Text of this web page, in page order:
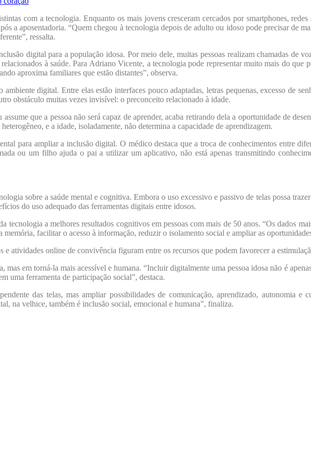
com a tecnologia. Enquanto os mais jovens cresceram cercados por smartphones,
a aposentadoria. “Quem chegou à tecnologia depois de adulto ou idoso pode precisar de
ressalta.
digital para a população idosa. Por meio dele, muitas pessoas realizam chamadas de
à saúde. Para Adriano Vicente, a tecnologia pode representar muito mais do que
aproxima familiares que estão distantes”, observa.
digital. Entre elas estão interfaces pouco adaptadas, letras pequenas, excesso de
obstáculo muitas vezes invisível: o preconceito relacionado à idade.
que a pessoa não será capaz de aprender, acaba retirando dela a oportunidade de
e a idade, isoladamente, não determina a capacidade de aprendizagem.
para ampliar a inclusão digital. O médico destaca que a troca de conhecimentos entre
ou um filho ajuda o pai a utilizar um aplicativo, não está apenas transmitindo
sobre a saúde mental e cognitiva. Embora o uso excessivo e passivo de telas possa
do uso adequado das ferramentas digitais entre idosos.
tecnologia a melhores resultados cognitivos em pessoas com mais de 50 anos. “Os dados
facilitar o acesso à informação, reduzir o isolamento social e ampliar as
atividades online de convivência figuram entre os recursos que podem favorecer a
em torná-la mais acessível e humana. “Incluir digitalmente uma pessoa idosa não é
uma ferramenta de participação social”, destaca.
das telas, mas ampliar possibilidades de comunicação, aprendizado, autonomia e
na velhice, também é inclusão social, emocional e humana”, finaliza.